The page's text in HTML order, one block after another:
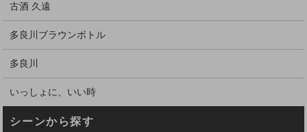
古酒 久遠
多良川ブラウンボトル
多良川
いっしょに、いい時
シーンから探す